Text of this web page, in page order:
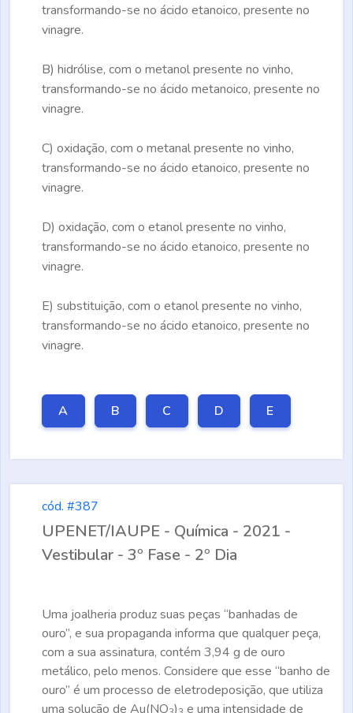
transformando-se no ácido etanoico, presente no
vinagre.
B) hidrólise, com o metanol presente no vinho,
transformando-se no ácido metanoico, presente no
vinagre.
C) oxidação, com o metanal presente no vinho,
transformando-se no ácido etanoico, presente no
vinagre.
D) oxidação, com o etanol presente no vinho,
transformando-se no ácido etanoico, presente no
vinagre.
E) substituição, com o etanol presente no vinho,
transformando-se no ácido etanoico, presente no
vinagre.
A B C D E
cód. #387
UPENET/IAUPE - Química - 2021 -
Vestibular - 3º Fase - 2º Dia
Uma joalheria produz suas peças “banhadas de
ouro”, e sua propaganda informa que qualquer peça,
com a sua assinatura, contém 3,94 g de ouro
metálico, pelo menos. Considere que esse “banho de
ouro” é um processo de eletrodeposição, que utiliza
uma solução de Au(NO ) e uma intensidade de